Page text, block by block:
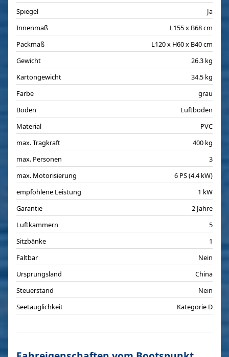
Spiegel
Ja
Innenmaß
L155 x B68 cm
Packmaß
L120 x H60 x B40 cm
Gewicht
26.3 kg
Kartongewicht
34.5 kg
Farbe
grau
Boden
Luftboden
Material
PVC
max. Tragkraft
400 kg
max. Personen
3
max. Motorisierung
6 PS (4.4 kW)
empfohlene Leistung
1 kW
Garantie
2 Jahre
Luftkammern
5
Sitzbänke
1
Faltbar
Nein
Ursprungsland
China
Steuerstand
Nein
Seetauglichkeit
Kategorie D